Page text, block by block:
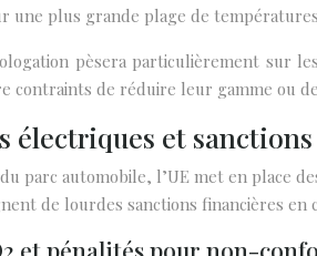
une plus grande plage de
pèsera particulièrement sur
contraints de réduire leur gamme ou
électriques et
parc automobile, l’UE met en place
de lourdes sanctions financières en
et pénalités pour non-